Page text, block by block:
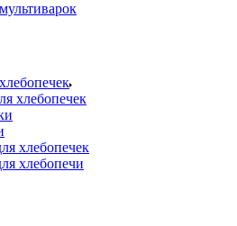
хлебопечек
хлебопечек
хлебопечи